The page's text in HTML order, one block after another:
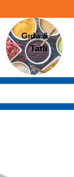
Gıda &
Tatlı